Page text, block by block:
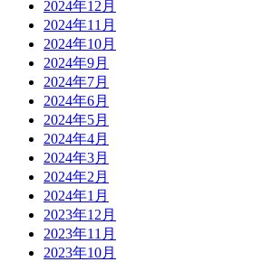
2024年12月
2024年11月
2024年10月
2024年9月
2024年7月
2024年6月
2024年5月
2024年4月
2024年3月
2024年2月
2024年1月
2023年12月
2023年11月
2023年10月